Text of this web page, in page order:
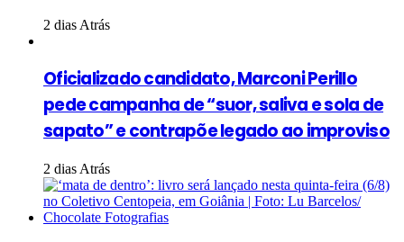
2 dias Atrás
Oficializado candidato, Marconi Perillo
pede campanha de “suor, saliva e sola de
sapato” e contrapõe legado ao improviso
2 dias Atrás